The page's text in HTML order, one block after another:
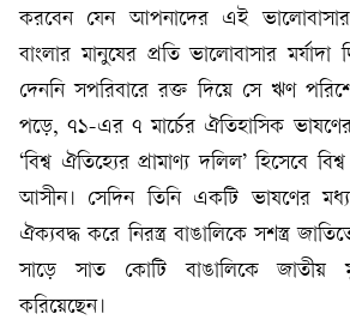
করবেন যেন আপনাদের এই ভালোবাসার
বাংলার মানুষের প্রতি ভালোবাসার
দেননি সপরিবারে রক্ত দিয়ে সে ঋণ
পড়ে, ৭১-এর ৭ মার্চের ঐতিহাসিক
‘বিশ্ব ঐতিহ্যের প্রামাণ্য দলিল’ হিসেবে
আসীন। সেদিন তিনি একটি ভাষণের
ঐক্যবদ্ধ করে নিরস্ত্র বাঙালিকে সশস্ত্র
সাড়ে সাত কোটি বাঙালিকে জাতীয়
করিয়েছেন।